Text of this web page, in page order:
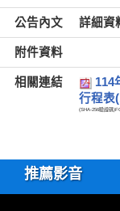
公告內文 詳細資
附件資料
相關連結
114
行程表
(SHA-256驗證碼)
推薦影音